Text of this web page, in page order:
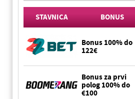
STAVNICA BONUS
Bonus 100% do
122€
Bonus za prvi
polog 100% do
€100